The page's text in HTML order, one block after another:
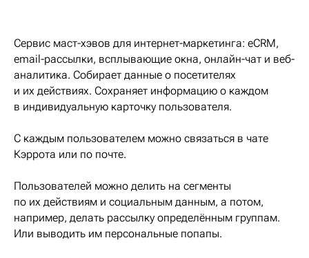
Сервис маст-хэвов для интернет-маркетинга: eCRM,
email-рассылки, всплывающие окна, онлайн-чат и веб-
аналитика. Собирает данные о посетителях
и их действиях. Сохраняет информацию о каждом
в индивидуальную карточку пользователя.
С каждым пользователем можно связаться в чате
Кэррота или по почте.
Пользователей можно делить на сегменты
по их действиям и социальным данным, а потом,
например, делать рассылку определённым группам.
Или выводить им персональные попапы.